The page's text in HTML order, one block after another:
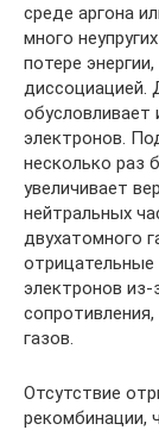
среде аргона
много
потере
диссоциацией.
электронов.
несколько раз
увеличивает
нейтральных
двухатомного
электронов из-
газов.
Отсутствие
рекомбинации,